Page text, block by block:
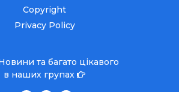
Copyright
Privacy Policy
та багато цікавого
в наших групах